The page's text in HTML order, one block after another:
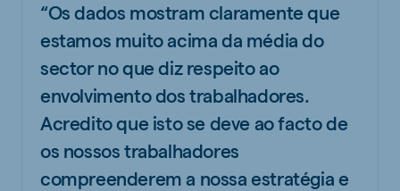
“Os dados mostram claramente que
estamos muito acima da média do
sector no que diz respeito ao
envolvimento dos trabalhadores.
Acredito que isto se deve ao facto de
os nossos trabalhadores
compreenderem a nossa estratégia e